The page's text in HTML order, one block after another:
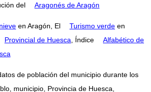
del
Aragonés de Aragón
nieve en Aragón, El Turismo verde en
Provincial de Huesca , Índice
Alfabético de
de población del municipio durante los
municipio, Provincia de Huesca,